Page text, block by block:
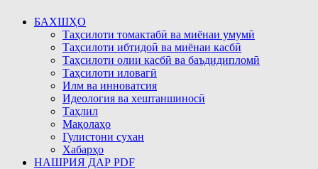
БАХШҲО
Таҳсилоти томактабӣ ва миёнаи умумӣ
Таҳсилоти ибтидоӣ ва миёнаи касбӣ
Таҳсилоти олии касбӣ ва баъдидипломӣ
Таҳсилоти иловагӣ
Илм ва инноватсия
Идеология ва хештаншиносӣ
Таҳлил
Мақолаҳо
Гулистони сухан
Хабарҳо
НАШРИЯ ДАР PDF